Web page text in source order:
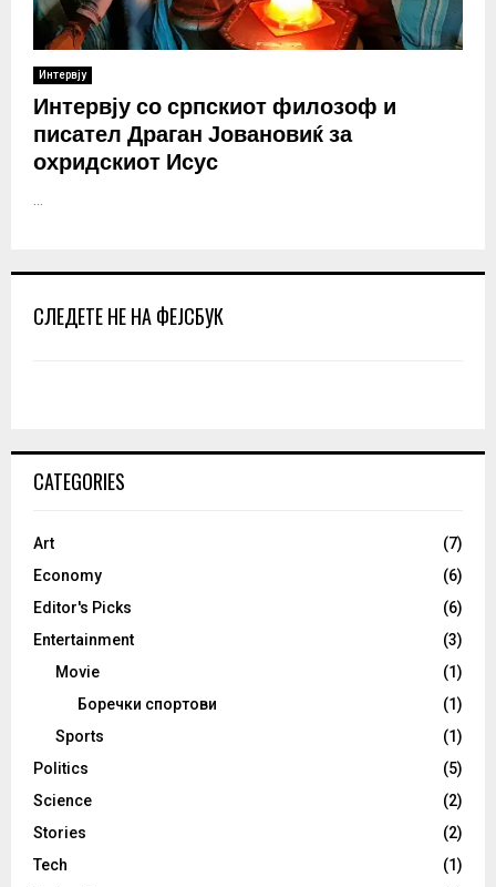
Интервју
Интервју со српскиот филозоф и
писател Драган Јовановиќ за
охридскиот Исус
СЛЕДЕТЕ НЕ НА ФЕЈСБУК
CATEGORIES
Art
(7)
Economy
(6)
Editor's Picks
(6)
Entertainment
(3)
Movie
(1)
Боречки спортови
(1)
Sports
(1)
Politics
(5)
Science
(2)
Stories
(2)
Tech
(1)